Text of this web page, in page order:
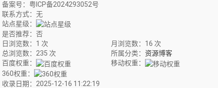
备案号：粤ICP备2024293052号
联系方式：无
站点星级：
是否推荐：否
日浏览数：1 次
月浏览数：16 次
总浏览数：235 次
所属分类： 资源博客
百度权重：
移动权重：
360权重：
收录日期：2025-12-16 11:22:19